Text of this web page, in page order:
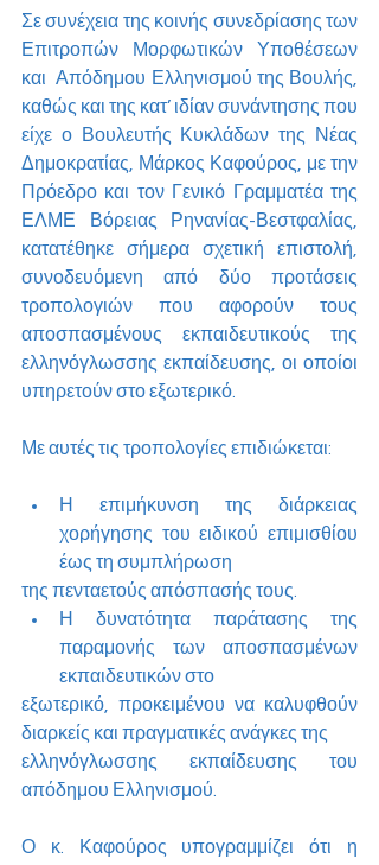
Σε συνέχεια της κοινής συνεδρίασης των
Επιτροπών Μορφωτικών Υποθέσεων
και  Απόδημου Ελληνισμού της Βουλής,
καθώς και της κατ’ ιδίαν συνάντησης που
είχε ο Βουλευτής Κυκλάδων της Νέας
Δημοκρατίας, Μάρκος Καφούρος, με την
Πρόεδρο και τον Γενικό Γραμματέα της
ΕΛΜΕ Βόρειας Ρηνανίας-Βεστφαλίας,
κατατέθηκε σήμερα σχετική επιστολή,
συνοδευόμενη από δύο προτάσεις
τροπολογιών που αφορούν τους
αποσπασμένους εκπαιδευτικούς της
ελληνόγλωσσης εκπαίδευσης, οι οποίοι
υπηρετούν στο εξωτερικό.
Με αυτές τις τροπολογίες επιδιώκεται:
Η επιμήκυνση της διάρκειας
χορήγησης του ειδικού επιμισθίου
έως τη συμπλήρωση
της πενταετούς απόσπασής τους.
Η δυνατότητα παράτασης της
παραμονής των αποσπασμένων
εκπαιδευτικών στο
εξωτερικό, προκειμένου να καλυφθούν
διαρκείς και πραγματικές ανάγκες της
ελληνόγλωσσης εκπαίδευσης του
απόδημου Ελληνισμού.
Ο κ. Καφούρος υπογραμμίζει ότι η